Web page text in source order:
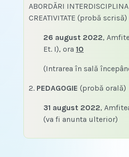
ABORDĂRI
CREATIVITATE (probă scrisă)
26 august 2022,
Et. I), ora 10
(Intrarea în sală
2. PEDAGOGIE (probă orală)
31 august 2022,
(va fi anunta ulterior)